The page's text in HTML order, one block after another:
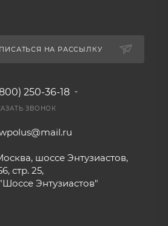
НА РАССЫЛКУ
250-36-18
ЗВОНОК
шоссе Энтузиастов,
стр. 25,
Энтузиастов"